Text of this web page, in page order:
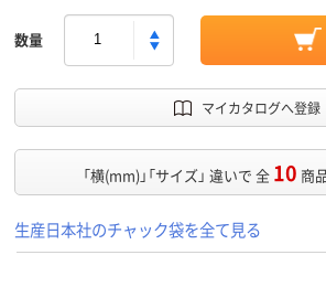
数量
マイカタログへ登録
「横(mm)」「サイズ」 違いで 全 10 商
生産日本社のチャック袋を全て見る